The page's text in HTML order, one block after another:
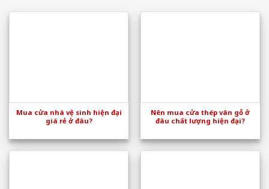
Mua cửa nhà vệ sinh hiện đại
giá rẻ ở đâu?
Nên mua cửa thép vân gỗ ở
đâu chất lượng hiện đại?